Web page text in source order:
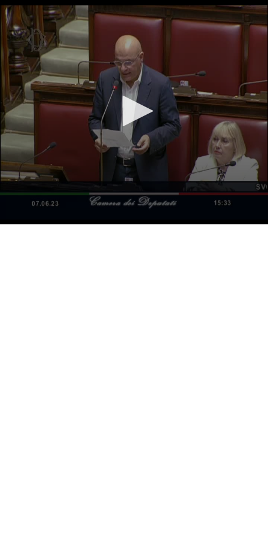
Vai al contenuto principale
WebTV Camera dei Deputati
Vai al menu di navigazione
Contenuto
Fine contenuto
Vai al contenuto principale Vai al menu di navigazione